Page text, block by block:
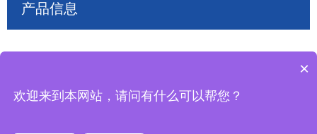
产品信息
×
欢迎来到本网站，请问有什么可以帮您？